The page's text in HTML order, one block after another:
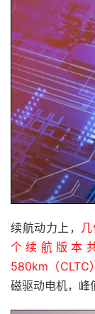
续航动力上，
个续航版本
580km（CLTC
磁驱动电机，峰